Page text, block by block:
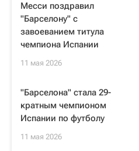
Месси поздравил
"Барселону" с
завоеванием титула
чемпиона Испании
11 мая 2026
"Барселона" стала 29-
кратным чемпионом
Испании по футболу
11 мая 2026